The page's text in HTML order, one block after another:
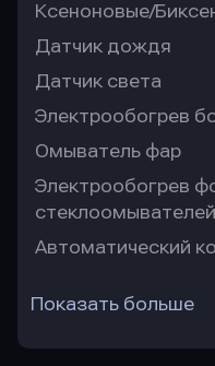
Ксеноновые/
Датчик дождя
Датчик света
Электрообогрев
Омыватель фар
Электрообогрев
стеклоомывателей
Автоматический
Показать больше